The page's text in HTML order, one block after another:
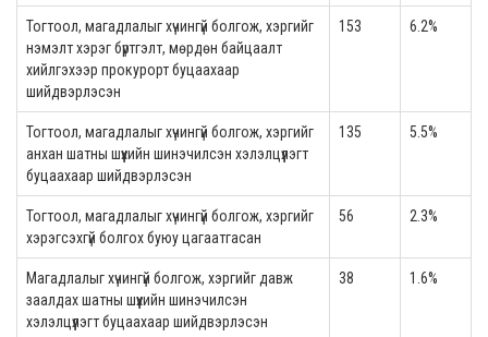
Тогтоол, магадлалыг хүчингүй болгож, хэргийг
нэмэлт хэрэг бүртгэлт, мөрдөн байцаалт
хийлгэхээр прокурорт буцаахаар
шийдвэрлэсэн
153 6.2%
Тогтоол, магадлалыг хүчингүй болгож, хэргийг
анхан шатны шүүхийн шинэчилсэн хэлэлцүүлэгт
буцаахаар шийдвэрлэсэн
135 5.5%
Тогтоол, магадлалыг хүчингүй болгож, хэргийг
хэрэгсэхгүй болгох буюу цагаатгасан
56 2.3%
Магадлалыг хүчингүй болгож, хэргийг давж
заалдах шатны шүүхийн шинэчилсэн
хэлэлцүүлэгт буцаахаар шийдвэрлэсэн
38 1.6%